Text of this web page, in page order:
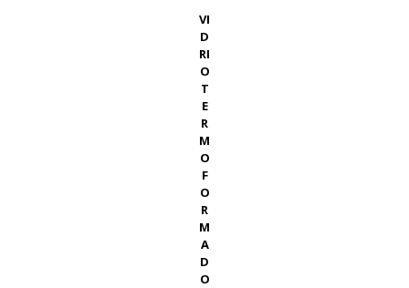
VI
D
RI
O
T
E
R
M
O
F
O
R
M
A
D
O